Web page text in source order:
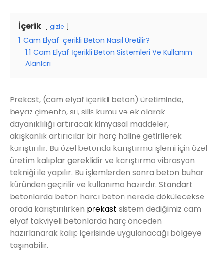
İçerik gizle
1 Cam Elyaf İçerikli Beton Nasıl Üretilir?
1.1 Cam Elyaf İçerikli Beton Sistemleri Ve Kullanım
Alanları
Prekast, (cam elyaf içerikli beton) üretiminde,
beyaz çimento, su, silis kumu ve ek olarak
dayanıklılığı artıracak kimyasal maddeler,
akışkanlık artırıcılar bir harç haline getirilerek
karıştırılır. Bu özel betonda karıştırma işlemi için özel
üretim kalıplar gereklidir ve karıştırma vibrasyon
tekniği ile yapılır. Bu işlemlerden sonra beton buhar
küründen geçirilir ve kullanıma hazırdır. Standart
betonlarda beton harcı beton nerede dökülecekse
orada karıştırılırken prekast sistem dediğimiz cam
elyaf takviyeli betonlarda harç önceden
hazırlanarak kalıp içerisinde uygulanacağı bölgeye
taşınabilir.